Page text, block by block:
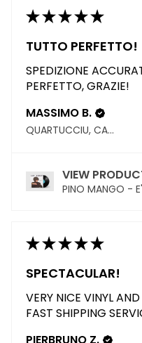
★★★★★
TUTTO PERFETTO!
SPEDIZIONE
PERFETTO, GRAZIE!
MASSIMO B.
QUARTUCCIU, CAGLIARI
VIEW
PINO MANGO -
★★★★★
SPECTACULAR!
VERY NICE VINYL
FAST SHIPPING
PIERBRUNO Z.